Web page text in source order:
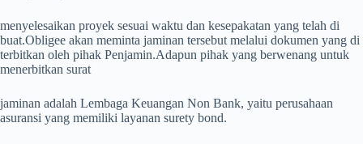
menyelesaikan proyek sesuai waktu dan kesepakatan yang telah di
buat.Obligee akan meminta jaminan tersebut melalui dokumen yang di
terbitkan oleh pihak Penjamin.Adapun pihak yang berwenang untuk
menerbitkan surat
jaminan adalah Lembaga Keuangan Non Bank, yaitu perusahaan
asuransi yang memiliki layanan surety bond.